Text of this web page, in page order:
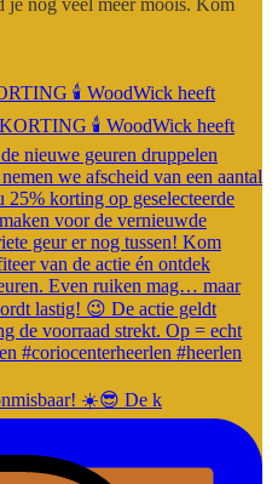
🕯️ WoodWick heeft
☀️😎 De k